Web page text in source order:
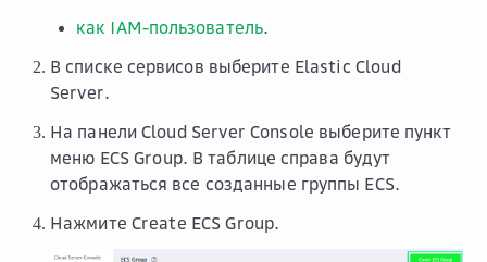
как IAM-пользователь.
В списке сервисов выберите Elastic Cloud
Server.
На панели Cloud Server Console выберите пункт
меню ECS Group. В таблице справа будут
отображаться все созданные группы ECS.
Нажмите Create ECS Group.